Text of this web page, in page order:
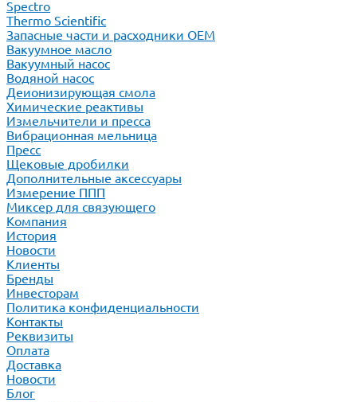
Spectro
Thermo Scientific
Запасные части и расходники ОЕМ
Вакуумное масло
Вакуумный насос
Водяной насос
Деионизирующая смола
Химические реактивы
Измельчители и пресса
Вибрационная мельница
Пресс
Щековые дробилки
Дополнительные аксессуары
Измерение ППП
Миксер для связующего
Компания
История
Новости
Клиенты
Бренды
Инвесторам
Политика конфиденциальности
Контакты
Реквизиты
Оплата
Доставка
Новости
Блог